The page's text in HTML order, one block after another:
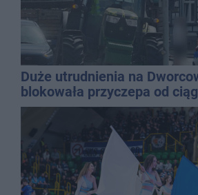
Duże utrudnienia na
blokowała przyczepa od